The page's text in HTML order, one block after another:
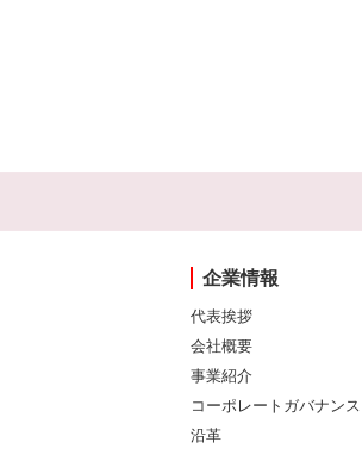
企業情報
代表挨拶
会社概要
事業紹介
コーポレートガバナンス
沿革